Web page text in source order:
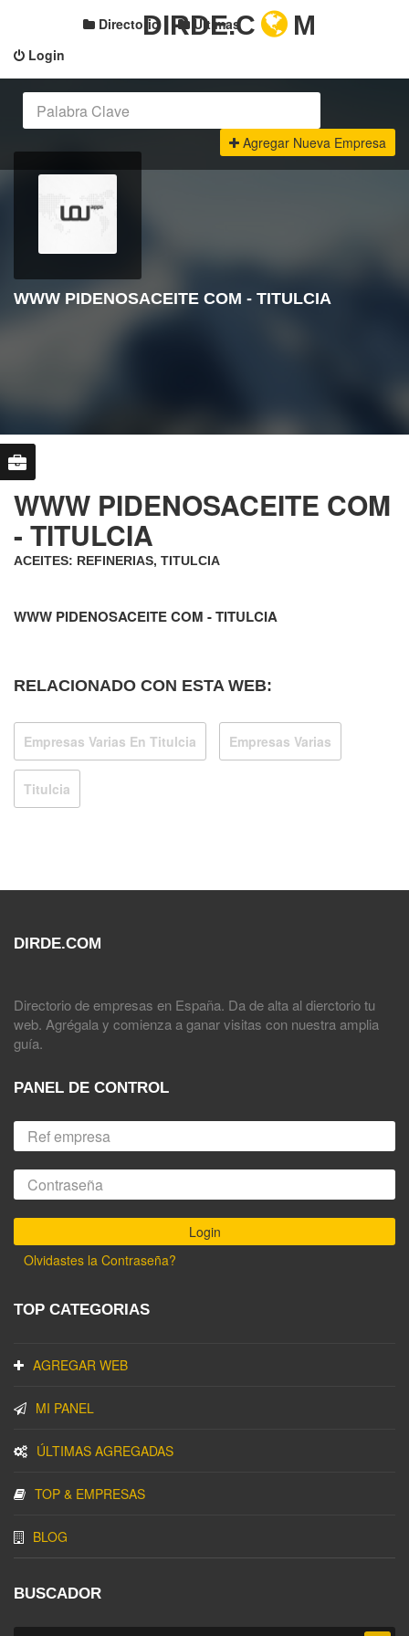
Login
Directorio Últimas
DIRDE.C M
Agregar Nueva Empresa
WWW PIDENOSACEITE COM - TITULCIA
WWW PIDENOSACEITE COM
- TITULCIA
ACEITES: REFINERIAS, TITULCIA
WWW PIDENOSACEITE COM - TITULCIA
RELACIONADO CON ESTA WEB:
Empresas Varias En Titulcia Empresas Varias
Titulcia
DIRDE.COM
Directorio de empresas en España. Da de alta al dierctorio tu
web. Agrégala y comienza a ganar visitas con nuestra amplia
guía.
PANEL DE CONTROL
Olvidastes la Contraseña?
TOP CATEGORIAS
AGREGAR WEB
MI PANEL
ÚLTIMAS AGREGADAS
TOP & EMPRESAS
BLOG
BUSCADOR